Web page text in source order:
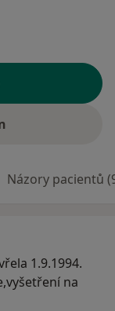
Názory pacientů
1.9.1994.
na